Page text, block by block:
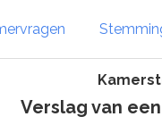
Verslag van